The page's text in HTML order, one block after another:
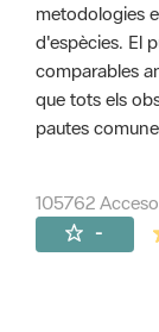
metodologies
d'espècies. El
comparables
que tots els
pautes
105762
-